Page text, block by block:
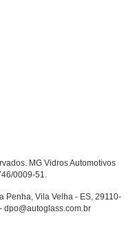
MG Vidros Automotivos
0009-51.
Penha, Vila Velha - ES, 29110-
dpo@autoglass.com.br